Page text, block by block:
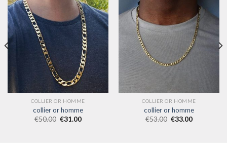
COLLIER OR HOMME
collier or homme
€50.00 €31.00
COLLIER OR HOMME
collier or homme
€53.00 €33.00